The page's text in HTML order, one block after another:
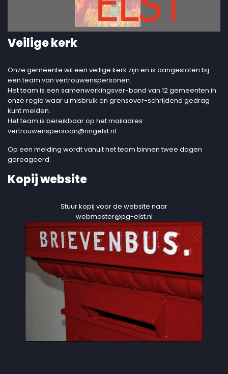
Veilige kerk
Onze gemeente wil een veilige kerk zijn en is aangesloten bij
een team van vertrouwenspersonen.
Het team is een samenwerkingsver-band van 12 gemeenten in
onze regio waar u misbruik en grensover-schrijdend gedrag
kunt melden.
Het team is bereikbaar op het mailadres:
vertrouwenspersoon@ringelst.nl .
Op een melding wordt vanuit het team binnen twee dagen
gereageerd.
Kopij website
Stuur kopij voor de website naar
webmaster@pg-elst.nl